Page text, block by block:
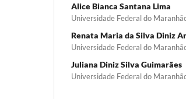
Alice Bianca Santana Lima
Universidade Federal do
Renata Maria da Silva Diniz
Universidade Federal do
Juliana Diniz Silva Guimarães
Universidade Federal do